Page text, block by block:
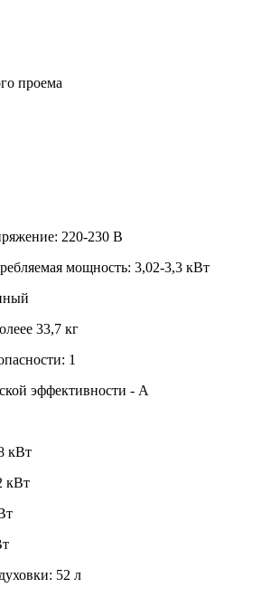
проема
220-230 В
мощность: 3,02-3,3 кВт
33,7 кг
1
эффективности - A
кВт
кВт
52 л